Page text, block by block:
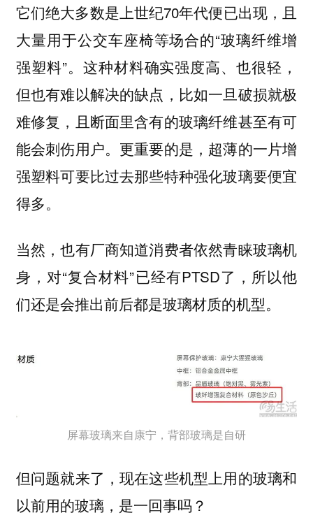
它们绝大多数是上世纪70年代便已出现，且
大量用于公交车座椅等场合的“玻璃纤维增
强塑料”。这种材料确实强度高、也很轻，
但也有难以解决的缺点，比如一旦破损就极
难修复，且断面里含有的玻璃纤维甚至有可
能会刺伤用户。更重要的是，超薄的一片增
强塑料可要比过去那些特种强化玻璃要便宜
得多。
当然，也有厂商知道消费者依然青睐玻璃机
身，对“复合材料”已经有PTSD了，所以他
们还是会推出前后都是玻璃材质的机型。
屏幕玻璃来自康宁，背部玻璃是自研
但问题就来了，现在这些机型上用的玻璃和
以前用的玻璃，是一回事吗？